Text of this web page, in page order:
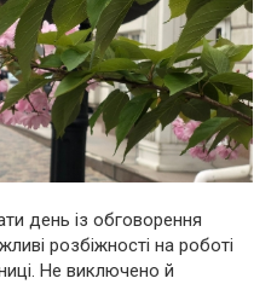
день із обговорення
розбіжності на роботі
Не виключено й